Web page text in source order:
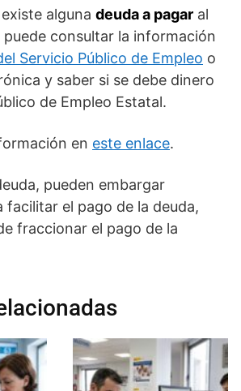
alguna deuda a pagar al
puede consultar la información
Servicio Público de Empleo o
y saber si se debe dinero
de Empleo Estatal.
en este enlace.
pueden embargar
facilitar el pago de la deuda,
fraccionar el pago de la